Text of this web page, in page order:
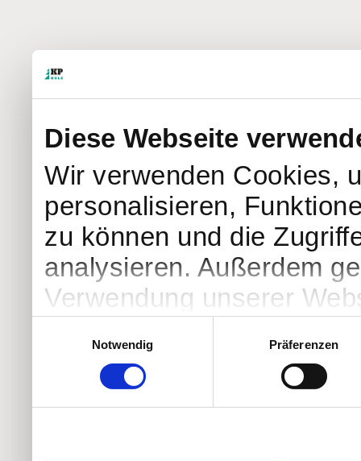
Diese Webseite
Wir verwenden Cookies,
personalisieren,
zu können und die
analysieren. Außerdem
Verwendung unserer
Partner führen diese
weiteren Daten
Notwendig
Präferenzen